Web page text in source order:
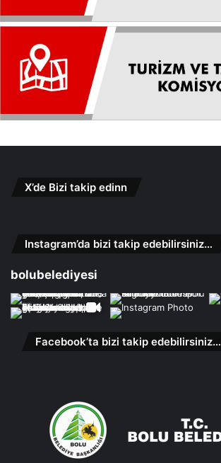
X’de Bizi takip edinn
Instagram’da bizi takip edebilirsiniz…
bolubelediyesi
Facebook’ta bizi takip edebilirsiniz…